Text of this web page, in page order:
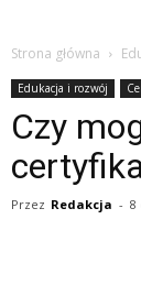
Strona główna
Edukacja i rozwój
Czy
Przez Redakcja - 8